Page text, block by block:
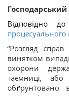
Господарський
Відповідно
процесуального
“Розгляд справ
винятком
охорони
таємниці,
обґрунтовано